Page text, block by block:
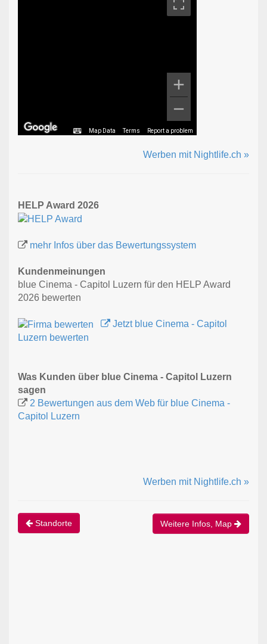
Map Data Terms Report a problem
Werben mit Nightlife.ch »
HELP Award 2026
mehr Infos über das Bewertungssystem
Kundenmeinungen
blue Cinema - Capitol Luzern für den HELP Award
2026 bewerten
Jetzt blue Cinema - Capitol
Luzern bewerten
Was Kunden über blue Cinema - Capitol Luzern
sagen
2 Bewertungen aus dem Web für blue Cinema -
Capitol Luzern
Werben mit Nightlife.ch »
Standorte Weitere Infos, Map